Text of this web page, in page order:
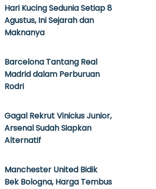
Hari Kucing Sedunia Setiap 8
Agustus, Ini Sejarah dan
Maknanya
Barcelona Tantang Real
Madrid dalam Perburuan
Rodri
Gagal Rekrut Vinicius Junior,
Arsenal Sudah Siapkan
Alternatif
Manchester United Bidik
Bek Bologna, Harga Tembus